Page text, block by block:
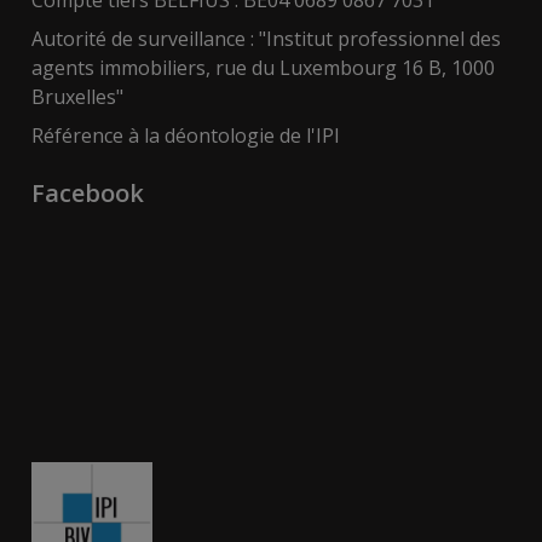
Autorité de surveillance : "Institut professionnel des
agents immobiliers, rue du Luxembourg 16 B, 1000
Bruxelles"
Référence à la déontologie de l'IPI
Facebook